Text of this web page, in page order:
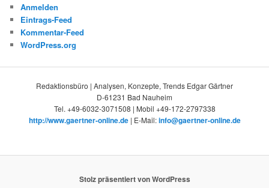
Anmelden
Eintrags-Feed
Kommentar-Feed
WordPress.org
Redaktionsbüro | Analysen, Konzepte, Trends Edgar Gärtner
D-61231 Bad Nauheim
Tel. +49-6032-3071508 | Mobil +49-172-2797338
http://www.gaertner-online.de| E-Mail:info@gaertner-online.de
Stolz präsentiert von WordPress